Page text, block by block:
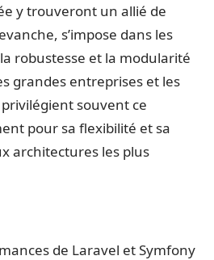
y trouveront un allié de
s’impose dans les
robustesse et la modularité
grandes entreprises et les
souvent ce
pour sa flexibilité et sa
architectures les plus
de Laravel et Symfony